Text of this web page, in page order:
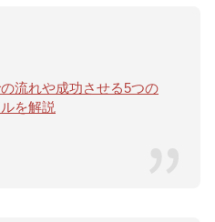
流れや成功させる5つの
を解説